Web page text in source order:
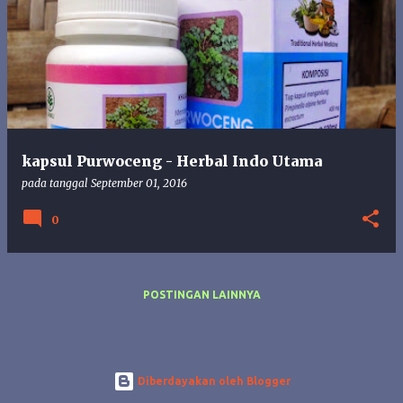
o
s
g
a
kapsul Purwoceng - Herbal Indo Utama
pada tanggal September 01, 2016
0
POSTINGAN LAINNYA
Diberdayakan oleh Blogger